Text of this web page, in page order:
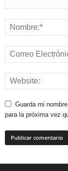
Guarda mi
para la próxima vez